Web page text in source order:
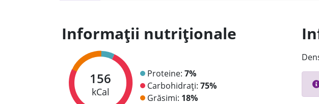
Informații nutriționale
156
kCal
Proteine: 7%
Carbohidrați: 75%
Grăsimi: 18%